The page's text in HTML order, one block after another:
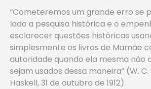
“Cometeremos um grande erro se
lado a pesquisa histórica e o
esclarecer questões históricas
simplesmente os livros de Mamãe
autoridade quando ela mesma não
sejam usados dessa maneira” (W. C.
Haskell, 31 de outubro de 1912).